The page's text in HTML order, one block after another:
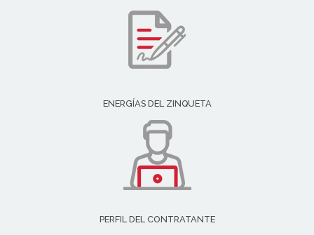
ENERGÍAS DEL ZINQUETA
PERFIL DEL CONTRATANTE